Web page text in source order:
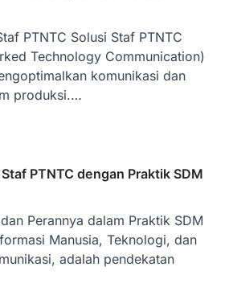
PTNTC Solusi Staf PTNTC
Technology Communication)
komunikasi dan
produksi.…
PTNTC dengan Praktik SDM
Perannya dalam Praktik SDM
Manusia, Teknologi, dan
adalah pendekatan